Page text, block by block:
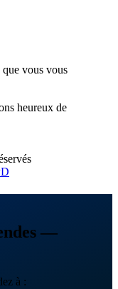
vous vous
heureux de
—
à :